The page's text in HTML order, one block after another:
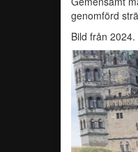
genomförd
Bild från 2024.